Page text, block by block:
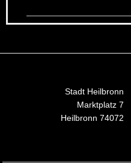
Stadt Heilbronn
Marktplatz 7
74072 Heilbronn